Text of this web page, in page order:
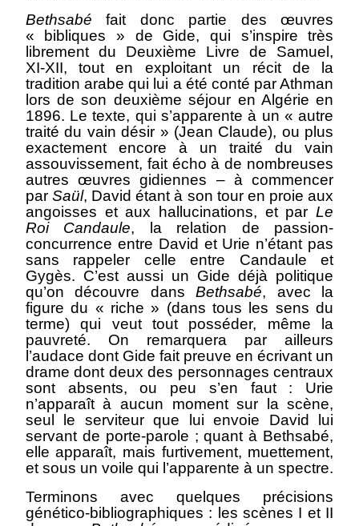
Bethsabé fait donc partie des œuvres
« bibliques » de Gide, qui s’inspire très
librement du Deuxième Livre de Samuel,
XI‑XII, tout en exploitant un récit de la
tradition arabe qui lui a été conté par Athman
lors de son deuxième séjour en Algérie en
1896. Le texte, qui s’apparente à un « autre
traité du vain désir » (Jean Claude), ou plus
exactement encore à un traité du vain
assouvissement, fait écho à de nombreuses
autres œuvres gidiennes – à commencer
par Saül, David étant à son tour en proie aux
angoisses et aux hallucinations, et parLe
Roi Candaule, la relation de passion-
concurrence entre David et Urie n’étant pas
sans rappeler celle entre Candaule et
Gygès. C’est aussi un Gide déjà politique
qu’on découvre dansBethsabé, avec la
figure du « riche » (dans tous les sens du
terme) qui veut tout posséder, même la
pauvreté. On remarquera par ailleurs
l’audace dont Gide fait preuve en écrivant un
drame dont deux des personnages centraux
sont absents, ou peu s’en faut : Urie
n’apparaît à aucun moment sur la scène,
seul le serviteur que lui envoie David lui
servant de porte-parole ; quant à Bethsabé,
elle apparaît, mais furtivement, muettement,
et sous un voile qui l’apparente à un spectre.
Terminons avec quelques précisions
génético-bibliographiques : les scènes I et II